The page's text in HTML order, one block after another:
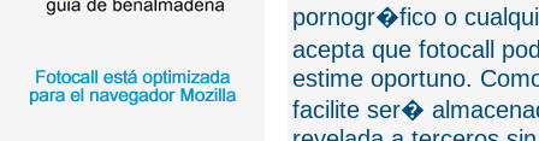
pornogr�fico o
acepta que fotocall
estime oportuno.
facilite ser�